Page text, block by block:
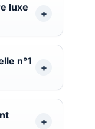
luxe
n°1